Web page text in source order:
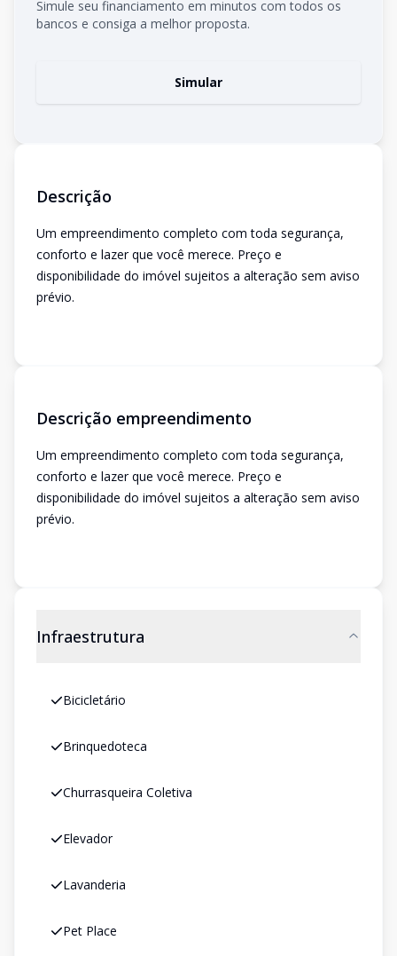
Simule seu financiamento em minutos com todos os
bancos e consiga a melhor proposta.
Simular
Descrição
Um empreendimento completo com toda segurança,
conforto e lazer que você merece. Preço e
disponibilidade do imóvel sujeitos a alteração sem aviso
prévio.
Descrição empreendimento
Um empreendimento completo com toda segurança,
conforto e lazer que você merece. Preço e
disponibilidade do imóvel sujeitos a alteração sem aviso
prévio.
Infraestrutura
Bicicletário
Brinquedoteca
Churrasqueira Coletiva
Elevador
Lavanderia
Pet Place